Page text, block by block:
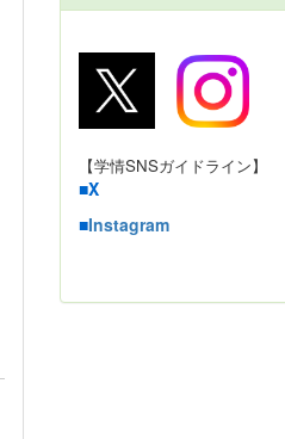
【学情SNSガイドライン】
■X
■Instagram